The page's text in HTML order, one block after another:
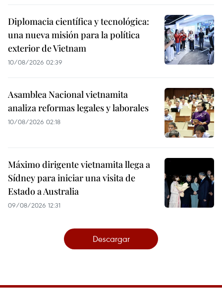
Diplomacia científica y tecnológica:
una nueva misión para la política
exterior de Vietnam
10/08/2026 02:39
Asamblea Nacional vietnamita
analiza reformas legales y laborales
10/08/2026 02:18
Máximo dirigente vietnamita llega a
Sídney para iniciar una visita de
Estado a Australia
09/08/2026 12:31
Descargar